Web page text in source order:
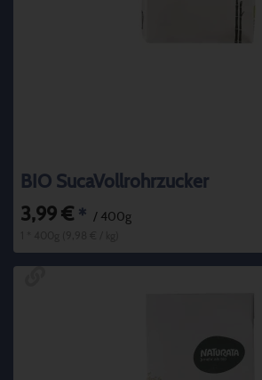
BIO SucaVollrohrzucker
3,99 € * / 400g